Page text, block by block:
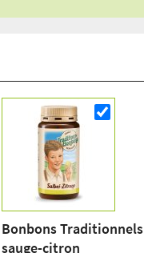
Bonbons Traditionnels
sauge-citron